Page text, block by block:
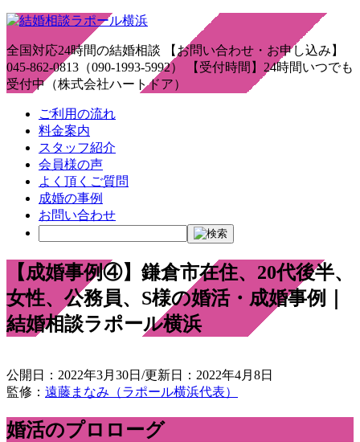
全国対応24時間の結婚相談 【お問い合わせ・お申し込み】
045-862-0813（090-1993-5992） 【受付時間】24時間いつでも
受付中（株式会社ハートドア）
ご利用の流れ
料金案内
スタッフ紹介
会員様の声
よく頂くご質問
成婚の事例
お問い合わせ
【成婚事例④】鎌倉市在住、20代後半、
女性、公務員、S様の婚活・成婚事例｜
結婚相談ラポール横浜
公開日：2022年3月30日/更新日：2022年4月8日
監修： 遠藤まなみ（ラポール横浜代表）
婚活のプロローグ